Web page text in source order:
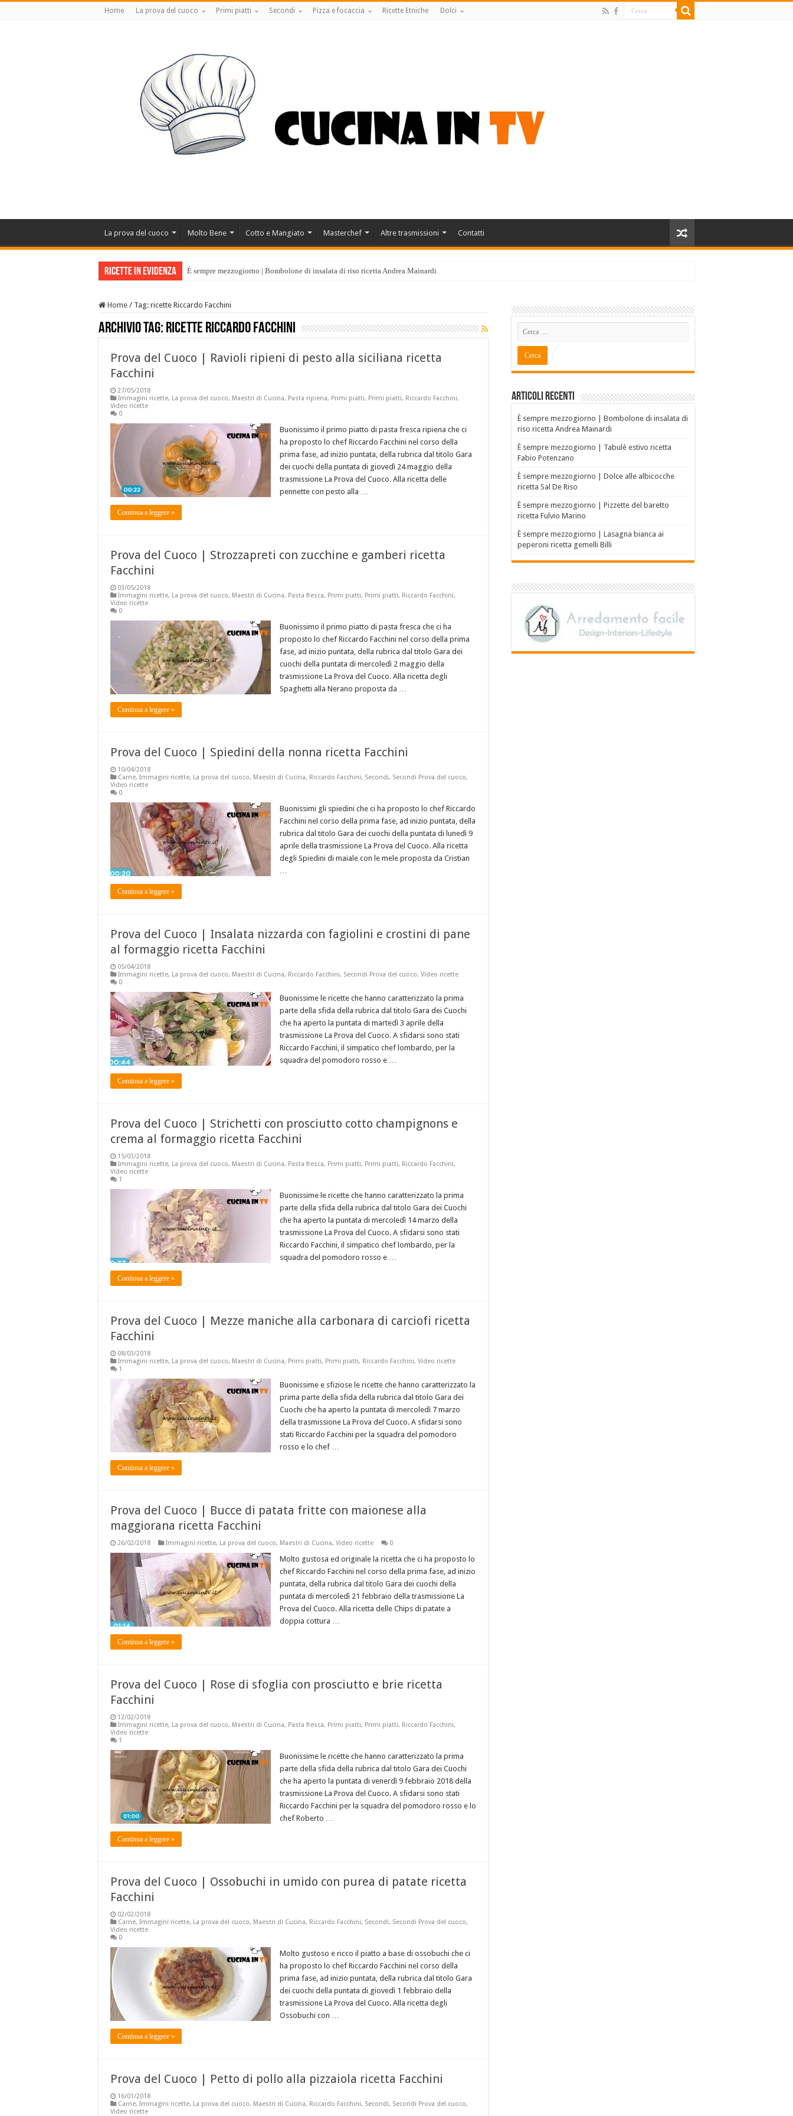
Home La prova del cuoco Primi piatti Secondi Pizza e focaccia Ricette Etniche Dolci
La prova del cuoco Molto Bene Cotto e Mangiato Masterchef Altre trasmissioni Contatti
Ricette in evidenza È sempre mezzogiorno | Bombolone di insalata di riso ricetta Andrea Mainardi
Home / Tag: ricette Riccardo Facchini
Archivio tag: ricette Riccardo Facchini
Prova del Cuoco | Ravioli ripieni di pesto alla siciliana ricetta
Facchini
27/05/2018
Immagini ricette, La prova del cuoco, Maestri di Cucina, Pasta ripiena, Primi piatti, Primi piatti, Riccardo Facchini,
Video ricette
0
Buonissimo il primo piatto di pasta fresca ripiena che ci
ha proposto lo chef Riccardo Facchini nel corso della
prima fase, ad inizio puntata, della rubrica dal titolo Gara
dei cuochi della puntata di giovedì 24 maggio della
trasmissione La Prova del Cuoco. Alla ricetta delle
pennette con pesto alla …
Continua a leggere »
Prova del Cuoco | Strozzapreti con zucchine e gamberi ricetta
Facchini
03/05/2018
Immagini ricette, La prova del cuoco, Maestri di Cucina, Pasta fresca, Primi piatti, Primi piatti, Riccardo Facchini,
Video ricette
0
Buonissimo il primo piatto di pasta fresca che ci ha
proposto lo chef Riccardo Facchini nel corso della prima
fase, ad inizio puntata, della rubrica dal titolo Gara dei
cuochi della puntata di mercoledì 2 maggio della
trasmissione La Prova del Cuoco. Alla ricetta degli
Spaghetti alla Nerano proposta da …
Continua a leggere »
Prova del Cuoco | Spiedini della nonna ricetta Facchini
10/04/2018
Carne, Immagini ricette, La prova del cuoco, Maestri di Cucina, Riccardo Facchini, Secondi, Secondi Prova del cuoco,
Video ricette
0
Buonissimi gli spiedini che ci ha proposto lo chef Riccardo
Facchini nel corso della prima fase, ad inizio puntata, della
rubrica dal titolo Gara dei cuochi della puntata di lunedì 9
aprile della trasmissione La Prova del Cuoco. Alla ricetta
degli Spiedini di maiale con le mele proposta da Cristian
…
Continua a leggere »
Prova del Cuoco | Insalata nizzarda con fagiolini e crostini di pane
al formaggio ricetta Facchini
05/04/2018
Immagini ricette, La prova del cuoco, Maestri di Cucina, Riccardo Facchini, Secondi Prova del cuoco, Video ricette
0
Buonissime le ricette che hanno caratterizzato la prima
parte della sfida della rubrica dal titolo Gara dei Cuochi
che ha aperto la puntata di martedì 3 aprile della
trasmissione La Prova del Cuoco. A sfidarsi sono stati
Riccardo Facchini, il simpatico chef lombardo, per la
squadra del pomodoro rosso e …
Continua a leggere »
Prova del Cuoco | Strichetti con prosciutto cotto champignons e
crema al formaggio ricetta Facchini
15/03/2018
Immagini ricette, La prova del cuoco, Maestri di Cucina, Pasta fresca, Primi piatti, Primi piatti, Riccardo Facchini,
Video ricette
1
Buonissime le ricette che hanno caratterizzato la prima
parte della sfida della rubrica dal titolo Gara dei Cuochi
che ha aperto la puntata di mercoledì 14 marzo della
trasmissione La Prova del Cuoco. A sfidarsi sono stati
Riccardo Facchini, il simpatico chef lombardo, per la
squadra del pomodoro rosso e …
Continua a leggere »
Prova del Cuoco | Mezze maniche alla carbonara di carciofi ricetta
Facchini
08/03/2018
Immagini ricette, La prova del cuoco, Maestri di Cucina, Primi piatti, Primi piatti, Riccardo Facchini, Video ricette
1
Buonissime e sfiziose le ricette che hanno caratterizzato la
prima parte della sfida della rubrica dal titolo Gara dei
Cuochi che ha aperto la puntata di mercoledì 7 marzo
della trasmissione La Prova del Cuoco. A sfidarsi sono
stati Riccardo Facchini per la squadra del pomodoro
rosso e lo chef …
Continua a leggere »
Prova del Cuoco | Bucce di patata fritte con maionese alla
maggiorana ricetta Facchini
26/02/2018 Immagini ricette, La prova del cuoco, Maestri di Cucina, Video ricette 0
Molto gustosa ed originale la ricetta che ci ha proposto lo
chef Riccardo Facchini nel corso della prima fase, ad inizio
puntata, della rubrica dal titolo Gara dei cuochi della
puntata di mercoledì 21 febbraio della trasmissione La
Prova del Cuoco. Alla ricetta delle Chips di patate a
doppia cottura …
Continua a leggere »
Prova del Cuoco | Rose di sfoglia con prosciutto e brie ricetta
Facchini
12/02/2018
Immagini ricette, La prova del cuoco, Maestri di Cucina, Pasta fresca, Primi piatti, Primi piatti, Riccardo Facchini,
Video ricette
1
Buonissime le ricette che hanno caratterizzato la prima
parte della sfida della rubrica dal titolo Gara dei Cuochi
che ha aperto la puntata di venerdì 9 febbraio 2018 della
trasmissione La Prova del Cuoco. A sfidarsi sono stati
Riccardo Facchini per la squadra del pomodoro rosso e lo
chef Roberto …
Continua a leggere »
Prova del Cuoco | Ossobuchi in umido con purea di patate ricetta
Facchini
02/02/2018
Carne, Immagini ricette, La prova del cuoco, Maestri di Cucina, Riccardo Facchini, Secondi, Secondi Prova del cuoco,
Video ricette
0
Molto gustoso e ricco il piatto a base di ossobuchi che ci
ha proposto lo chef Riccardo Facchini nel corso della
prima fase, ad inizio puntata, della rubrica dal titolo Gara
dei cuochi della puntata di giovedì 1 febbraio della
trasmissione La Prova del Cuoco. Alla ricetta degli
Ossobuchi con …
Continua a leggere »
Prova del Cuoco | Petto di pollo alla pizzaiola ricetta Facchini
16/01/2018
Carne, Immagini ricette, La prova del cuoco, Maestri di Cucina, Riccardo Facchini, Secondi, Secondi Prova del cuoco,
Video ricette
Articoli recenti
È sempre mezzogiorno | Bombolone di insalata di
riso ricetta Andrea Mainardi
È sempre mezzogiorno | Tabulè estivo ricetta
Fabio Potenzano
È sempre mezzogiorno | Dolce alle albicocche
ricetta Sal De Riso
È sempre mezzogiorno | Pizzette del baretto
ricetta Fulvio Marino
È sempre mezzogiorno | Lasagna bianca ai
peperoni ricetta gemelli Billi